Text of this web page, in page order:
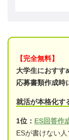
【完全無料】
大学生におすす
応募書類作成時
就活が本格化す
1位： ES回答作
ESが書けない